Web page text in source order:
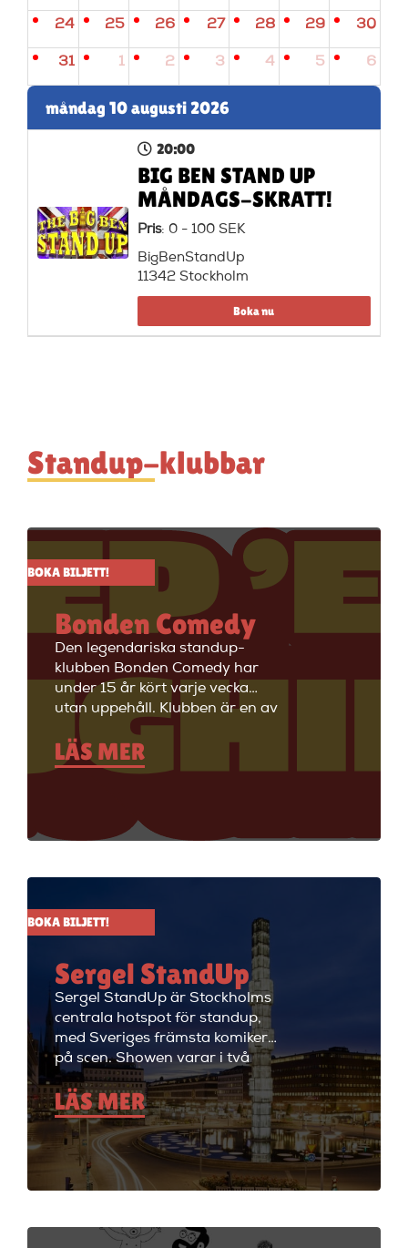
24 25 26 27 28 29 30
31 1 2 3 4 5 6
måndag 10 augusti 2026
20:00
BIG BEN STAND UP
MÅNDAGS-SKRATT!
Pris: 0 - 100 SEK
BigBenStandUp
11342 Stockholm
Boka nu
Standup-klubbar
BOKA BILJETT!
Bonden Comedy
Den legendariska standup-
klubben Bonden Comedy har
under 15 år kört varje vecka
utan uppehåll. Klubben är en av
Stockholms äldsta
standupklubbar och är känd för
att ha de bästa komikerna i
välkommen till Big Ben Stand
LÄS MER
BOKA BILJETT!
Sergel StandUp
Sergel StandUp är Stockholms
centrala hotspot för standup,
med Sveriges främsta komiker
på scen. Showen varar i två
timmar med en paus, och
efteråt fortsätter kvällen med
cocktails i restaurangdelen.
Perfekt för en dejt eller en kväll
med vänner! Sergel StandUp är
både den perfekta förfesten och
ladda batterierna. Showen
LÄS MER